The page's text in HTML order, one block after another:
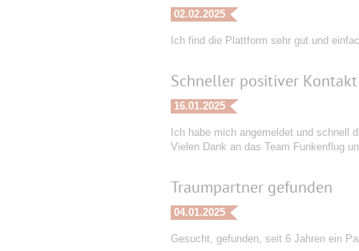
02.02.2025
Ich find die Plattform sehr gut und
Schneller positiver
16.01.2025
Ich habe mich angemeldet und schnell
Vielen Dank an das Team Funkenflug
Traumpartner gefunden
04.01.2025
Gesucht, gefunden, seit 6 Jahren ein